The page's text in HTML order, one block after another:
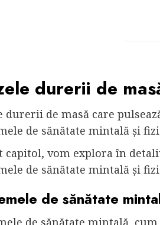
durerii de
durerii de masă care
de sănătate mintală și
capitol, vom explora în
de sănătate mintală și
de sănătate